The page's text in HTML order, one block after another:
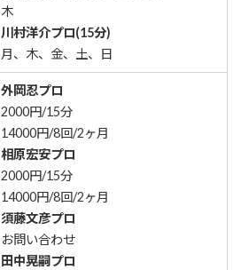
木
川村洋介プロ(15分)
月、木、金、土、日
外岡忍プロ
2000円/15分
14000円/8回/2ヶ月
相原宏安プロ
2000円/15分
14000円/8回/2ヶ月
須藤文彦プロ
お問い合わせ
田中晃嗣プロ